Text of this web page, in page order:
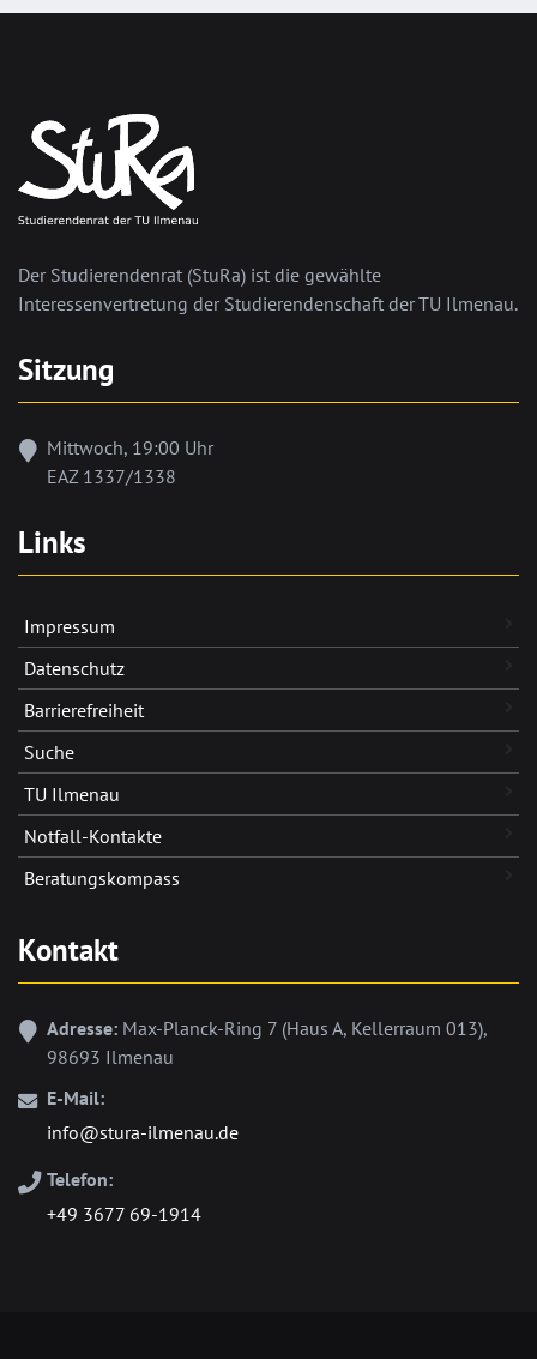
Der Studierendenrat (StuRa) ist die gewählte
Interessenvertretung der Studierendenschaft der TU Ilmenau.
Sitzung
Mittwoch, 19:00 Uhr
EAZ 1337/1338
Links
Impressum
Datenschutz
Barrierefreiheit
Suche
TU Ilmenau
Notfall-Kontakte
Beratungskompass
Kontakt
Adresse: Max-Planck-Ring 7 (Haus A, Kellerraum 013),
98693 Ilmenau
E-Mail:
info@stura-ilmenau.de
Telefon:
+49 3677 69-1914